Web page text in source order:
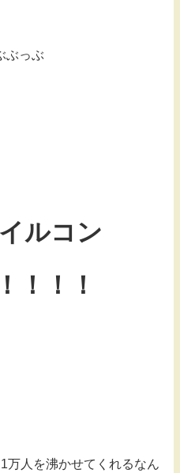
ぶっぶ
ルコン
！！！
万人を沸かせてくれるなん